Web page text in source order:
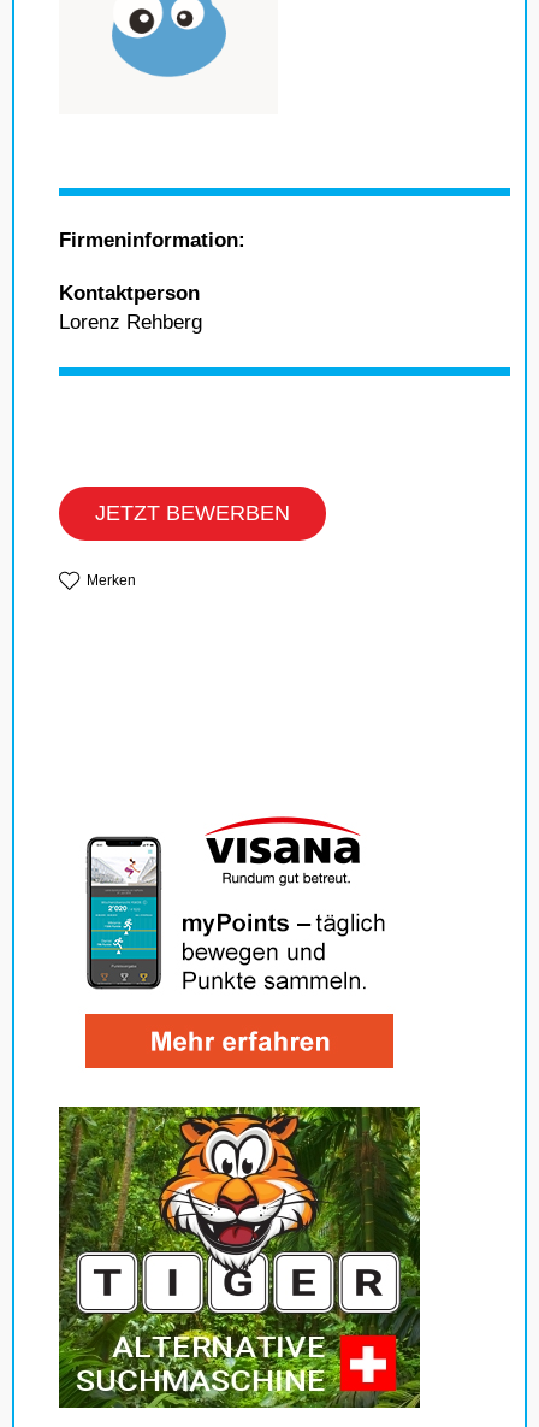
Firmeninformation:
Kontaktperson
Lorenz Rehberg
JETZT BEWERBEN
Merken